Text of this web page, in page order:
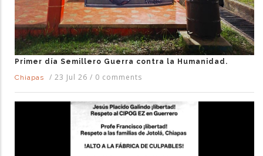
Primer día Semillero Guerra contra la Humanidad.
Chiapas
/ 23 Jul 26 / 0 comments